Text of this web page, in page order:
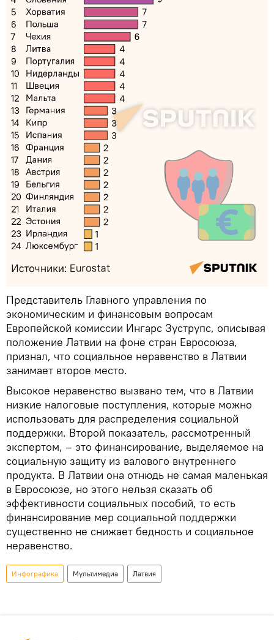
Представитель Главного управления по
экономическим и финансовым вопросам
Европейской комиссии Ингарс Зуструпс, описывая
положение Латвии на фоне стран Евросоюза,
признал, что социальное неравенство в Латвии
занимает второе место.
Высокое неравенство вызвано тем, что в Латвии
низкие налоговые поступления, которые можно
использовать для распределения социальной
поддержки. Второй показатель, рассмотренный
экспертом, – это финансирование, выделяемое на
социальную защиту из валового внутреннего
продукта. В Латвии она отнюдь не самая маленькая
в Евросоюзе, но этого нельзя сказать об
эффективности социальных пособий, то есть
финансирование мер социальной поддержки
существенно не снижает бедность и социальное
неравенство.
Инфографика Мультимедиа Латвия